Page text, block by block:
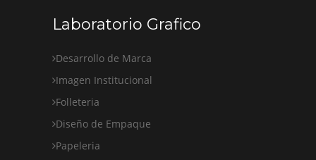
Laboratorio Grafico
Desarrollo de Marca
Imagen Institucional
Folleteria
Diseño de Empaque
Papeleria